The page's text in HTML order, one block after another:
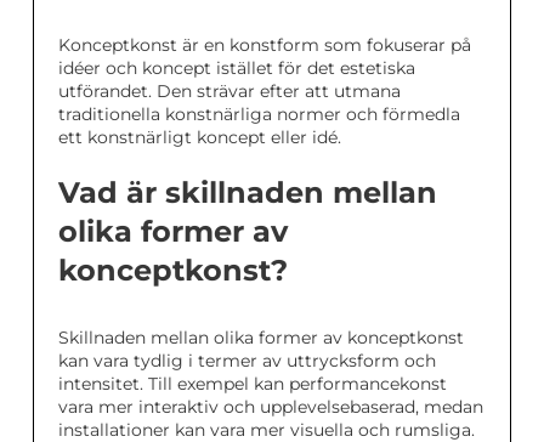
Konceptkonst är en konstform som fokuserar på
idéer och koncept istället för det estetiska
utförandet. Den strävar efter att utmana
traditionella konstnärliga normer och förmedla
ett konstnärligt koncept eller idé.
Vad är skillnaden mellan
olika former av
konceptkonst?
Skillnaden mellan olika former av konceptkonst
kan vara tydlig i termer av uttrycksform och
intensitet. Till exempel kan performancekonst
vara mer interaktiv och upplevelsebaserad, medan
installationer kan vara mer visuella och rumsliga.